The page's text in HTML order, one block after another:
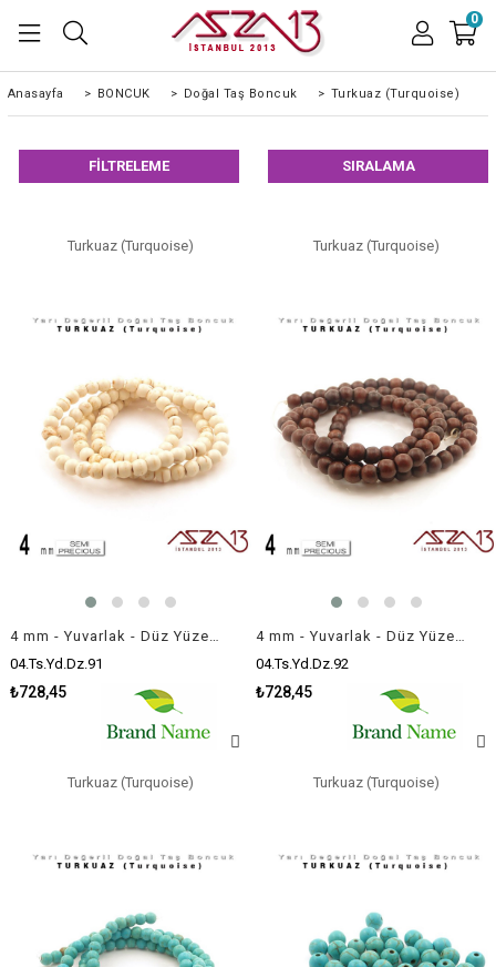
0
Anasayfa > BONCUK > Doğal Taş Boncuk > Turkuaz (Turquoise)
FILTRELEME SIRALAMA
Turkuaz (Turquoise)
4 mm - Yuvarlak - Düz Yüzey - Beyaz Turkuaz (Turquoise) / 111 Adet
04.Ts.Yd.Dz.91
₺728,45
Turkuaz (Turquoise)
4 mm - Yuvarlak - Düz Yüzey - Kahve Turkuaz (Turquoise) / 111 Adet
04.Ts.Yd.Dz.92
₺728,45
Turkuaz (Turquoise) Turkuaz (Turquoise)